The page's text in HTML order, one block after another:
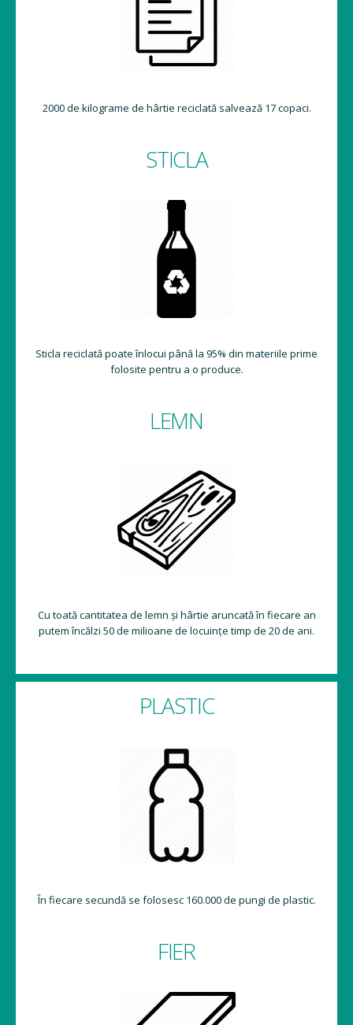
2000 de kilograme de hârtie reciclată salvează 17 copaci.
STICLA
Sticla reciclată poate înlocui până la 95% din materiile prime
folosite pentru a o produce.
LEMN
Cu toată cantitatea de lemn și hârtie aruncată în fiecare an
putem încălzi 50 de milioane de locuințe timp de 20 de ani.
PLASTIC
În fiecare secundă se folosesc 160.000 de pungi de plastic.
FIER